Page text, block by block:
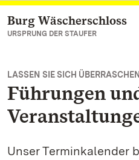
Zum Hauptinhalt springen
Burg Wäscherschloss
URSPRUNG DER STAUFER
LASSEN SIE SICH ÜBERRASCHEN
Führungen
Unser Terminkalender